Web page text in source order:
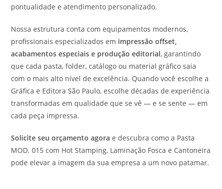
pontualidade e atendimento personalizado.
Nossa estrutura conta com equipamentos modernos,
profissionais especializados em impressão offset,
acabamentos especiais e produção editorial, garantindo
que cada pasta, folder, catálogo ou material gráfico saia
com o mais alto nível de excelência. Quando você escolhe a
Gráfica e Editora São Paulo, escolhe décadas de experiência
transformadas em qualidade que se vê — e se sente — em
cada peça impressa.
Solicite seu orçamento agora e descubra como a Pasta
MOD. 015 com Hot Stamping, Laminação Fosca e Cantoneira
pode elevar a imagem da sua empresa a um novo patamar.